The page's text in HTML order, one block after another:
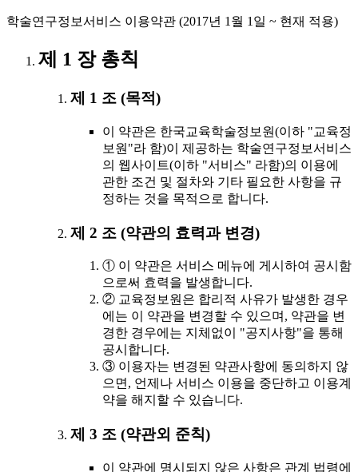
학술연구정보서비스 이용약관 (2017년 1월 1일 ~ 현재 적용)
제 1 장 총칙
제 1 조 (목적)
이 약관은 한국교육학술정보원(이하 "교육정
보원"라 함)이 제공하는 학술연구정보서비스
의 웹사이트(이하 "서비스" 라함)의 이용에
관한 조건 및 절차와 기타 필요한 사항을 규
정하는 것을 목적으로 합니다.
제 2 조 (약관의 효력과 변경)
① 이 약관은 서비스 메뉴에 게시하여 공시함
으로써 효력을 발생합니다.
② 교육정보원은 합리적 사유가 발생한 경우
에는 이 약관을 변경할 수 있으며, 약관을 변
경한 경우에는 지체없이 "공지사항"을 통해
공시합니다.
③ 이용자는 변경된 약관사항에 동의하지 않
으면, 언제나 서비스 이용을 중단하고 이용계
약을 해지할 수 있습니다.
제 3 조 (약관외 준칙)
이 약관에 명시되지 않은 사항은 관계 법령에